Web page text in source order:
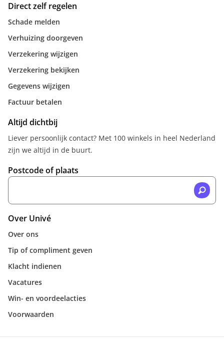
Direct zelf regelen
Schade melden
Verhuizing doorgeven
Verzekering wijzigen
Verzekering bekijken
Gegevens wijzigen
Factuur betalen
Altijd dichtbij
Liever persoonlijk contact? Met 100 winkels in heel Nederland
zijn we altijd in de buurt.
Postcode of plaats
Over Univé
Over ons
Tip of compliment geven
Klacht indienen
Vacatures
Win- en voordeelacties
Voorwaarden